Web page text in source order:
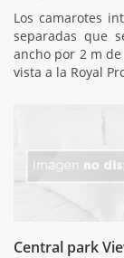
Los camarotes
separadas que
ancho por 2 m
vista a la Royal
Central park